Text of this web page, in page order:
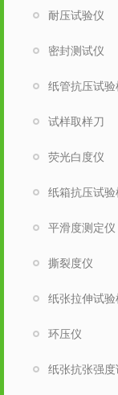
耐压试验仪
密封测试仪
纸管抗压试验
试样取样刀
荧光白度仪
纸箱抗压试验
平滑度测定仪
撕裂度仪
纸张拉伸试验
环压仪
纸张抗张强